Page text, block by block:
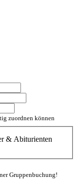
zuordnen können
& Abiturienten
Gruppenbuchung!